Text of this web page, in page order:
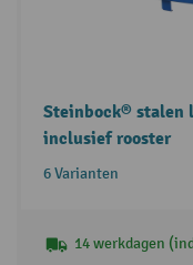
Steinbock® stalen
inclusief rooster
6 Varianten
14 werkdagen